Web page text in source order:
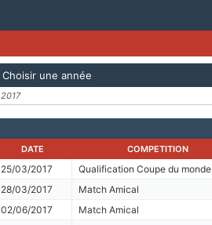
Choisir une année
2017
DATE
COMPETITION
25/03/2017 Qualification Coupe du monde
28/03/2017
Match Amical
02/06/2017
Match Amical